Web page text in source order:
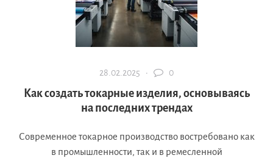
28.02.2025 · 0
Как создать токарные изделия, основываясь
на последних трендах
Современное токарное производство востребовано как
в промышленности, так и в ремесленной